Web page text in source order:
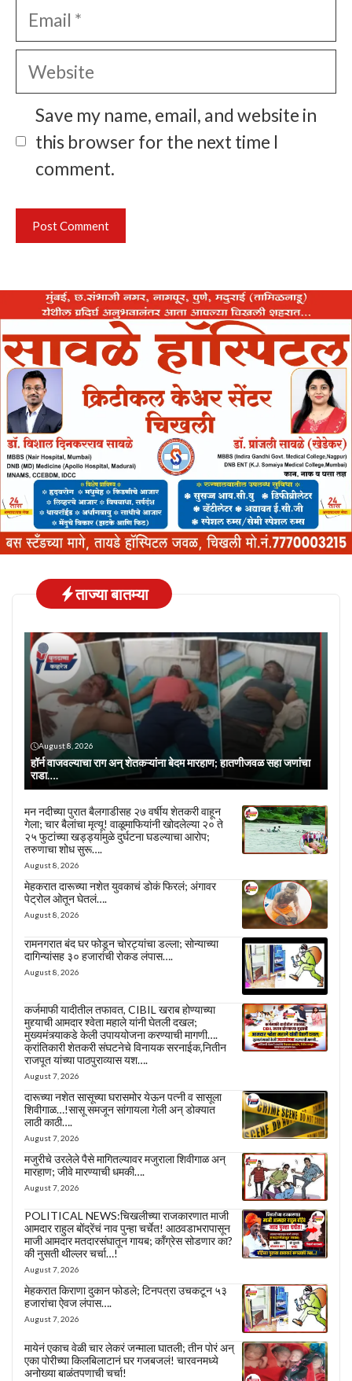
Email
Website
Save my name, email, and website in
this browser for the next time I
comment.
ताज्या बातम्या
August 8, 2026
हॉर्न वाजवल्याचा राग अन् शेतकऱ्यांना बेदम मारहाण; हातणीजवळ सहा जणांचा
राडा….
मन नदीच्या पुरात बैलगाडीसह २७ वर्षीय शेतकरी वाहून
गेला; चार बैलांचा मृत्यू! वाळूमाफियांनी खोदलेल्या २० ते
२५ फुटांच्या खड्ड्यांमुळे दुर्घटना घडल्याचा आरोप;
तरुणाचा शोध सुरू….
August 8, 2026
मेहकरात दारूच्या नशेत युवकाचं डोकं फिरलं; अंगावर
पेट्रोल ओतून घेतलं….
August 8, 2026
रामनगरात बंद घर फोडून चोरट्यांचा डल्ला; सोन्याच्या
दागिन्यांसह ३० हजारांची रोकड लंपास….
August 8, 2026
कर्जमाफी यादीतील तफावत, CIBIL खराब होण्याच्या
मुद्द्याची आमदार श्वेता महाले यांनी घेतली दखल;
मुख्यमंत्र्याकडे केली उपाययोजना करण्याची मागणी….
क्रांतिकारी शेतकरी संघटनेचे विनायक सरनाईक,नितीन
राजपूत यांच्या पाठपुराव्यास यश….
August 7, 2026
दारूच्या नशेत सासूच्या घरासमोर येऊन पत्नी व सासूला
शिवीगाळ…!सासू समजून सांगायला गेली अन् डोक्यात
लाठी काठी….
August 7, 2026
मजुरीचे उरलेले पैसे मागितल्यावर मजुराला शिवीगाळ अन्
मारहाण; जीवे मारण्याची धमकी….
August 7, 2026
POLITICAL NEWS:चिखलीच्या राजकारणात माजी
आमदार राहुल बोंद्रेंचं नाव पुन्हा चर्चेत! आठवडाभरापासून
माजी आमदार मतदारसंघातून गायब; काँग्रेस सोडणार का?
की नुसती थील्लर चर्चा…!
August 7, 2026
मेहकरात किराणा दुकान फोडले; टिनपत्रा उचकटून ५३
हजारांचा ऐवज लंपास….
August 7, 2026
मायेनं एकाच वेळी चार लेकरं जन्माला घातली; तीन पोरं अन्
एका पोरीच्या किलबिलाटानं घर गजबजलं! चारवनमध्ये
अनोख्या बाळंतपणाची चर्चा!